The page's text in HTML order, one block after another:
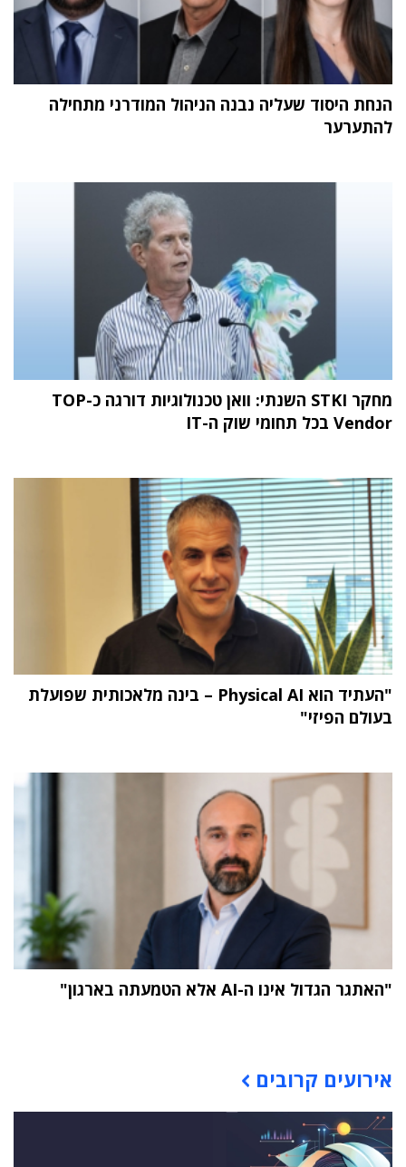
הנחת היסוד שעליה נבנה הניהול המודרני מתחילה
להתערער
מחקר STKI השנתי: וואן טכנולוגיות דורגה כ-TOP
Vendor בכל תחומי שוק ה-IT
"העתיד הוא Physical AI – בינה מלאכותית שפועלת
בעולם הפיזי"
"האתגר הגדול אינו ה-AI אלא הטמעתה בארגון"
אירועים קרובים